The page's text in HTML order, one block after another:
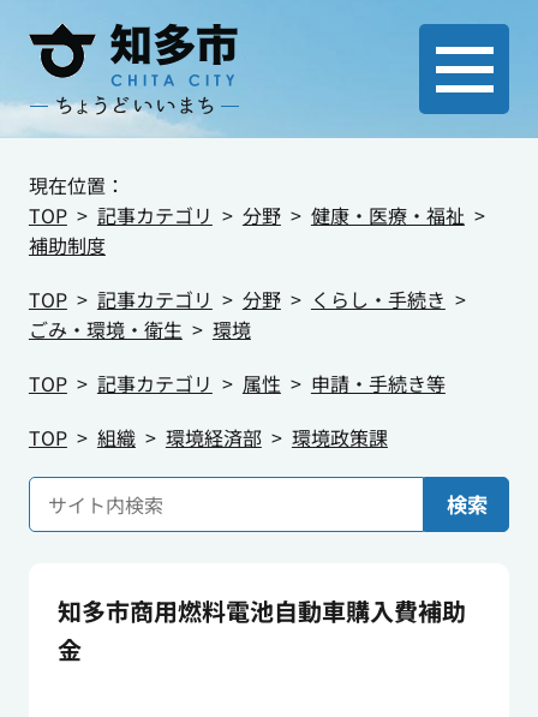
現在位置：
TOP
記事カテゴリ 分野
健康・医療・福祉
補助制度
TOP
記事カテゴリ 分野
くらし・手続き
ごみ・環境・衛生
環境
TOP
記事カテゴリ 属性
申請・手続き等
TOP
組織 環境経済部 環境政策課
検索
知多市商用燃料電池自動車購入費補助
金